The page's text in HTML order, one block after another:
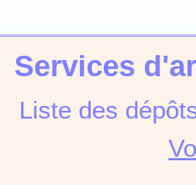
Services
Liste des